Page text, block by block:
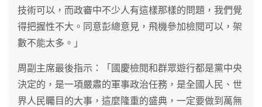
技術可以，而政審中不少人有這樣那樣的問題，我們覺
得把握性不大。同意彭總意見，飛機參加檢閱可以，架
數不能太多。」
周副主席最後指示：「國慶檢閱和群眾遊行都是黨中央
決定的，是一項嚴肅的軍事政治任務，是全國人民、世
界人民矚目的大事，這麼隆重的盛典，一定要做到萬無